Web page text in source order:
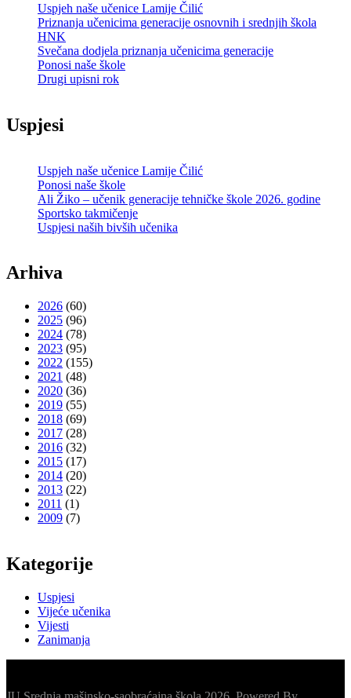
Uspjeh naše učenice Lamije Čilić
Priznanja učenicima generacije osnovnih i srednjih škola
HNK
Svečana dodjela priznanja učenicima generacije
Ponosi naše škole
Drugi upisni rok
Uspjesi
Uspjeh naše učenice Lamije Čilić
Ponosi naše škole
Ali Žiko – učenik generacije tehničke škole 2026. godine
Sportsko takmičenje
Uspjesi naših bivših učenika
Arhiva
2026 (60)
2025 (96)
2024 (78)
2023 (95)
2022 (155)
2021 (48)
2020 (36)
2019 (55)
2018 (69)
2017 (28)
2016 (32)
2015 (17)
2014 (20)
2013 (22)
2011 (1)
2009 (7)
Kategorije
Uspjesi
Vijeće učenika
Vijesti
Zanimanja